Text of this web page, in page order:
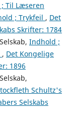
Til Læseren
; Trykfeil , Det
Skrifter: 1784
Indhold ;
, Det Kongelige
1896
Schultz's
Selskabs